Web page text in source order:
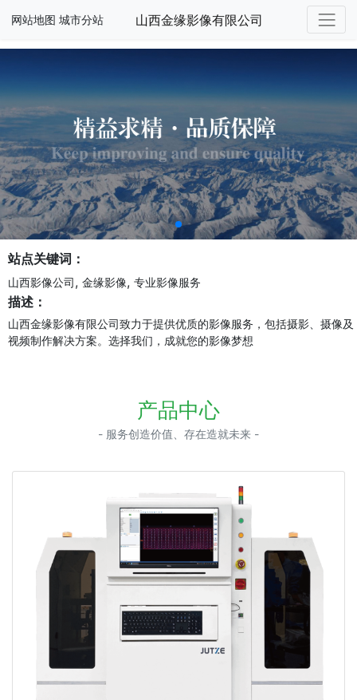
网站地图 城市分站 山西金缘影像有限公司
站点关键词：
山西影像公司, 金缘影像, 专业影像服务
描述：
山西金缘影像有限公司致力于提供优质的影像服务，包括摄影、摄像及
视频制作解决方案。选择我们，成就您的影像梦想
产品中心
- 服务创造价值、存在造就未来 -